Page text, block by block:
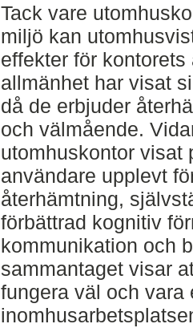
Tack vare
miljö kan
effekter för
allmänhet har visat
då de erbjuder
och välmående.
utomhuskontor visat
användare upplevt
återhämtning,
förbättrad kognitiv
kommunikation och
sammantaget visar
fungera väl och vara